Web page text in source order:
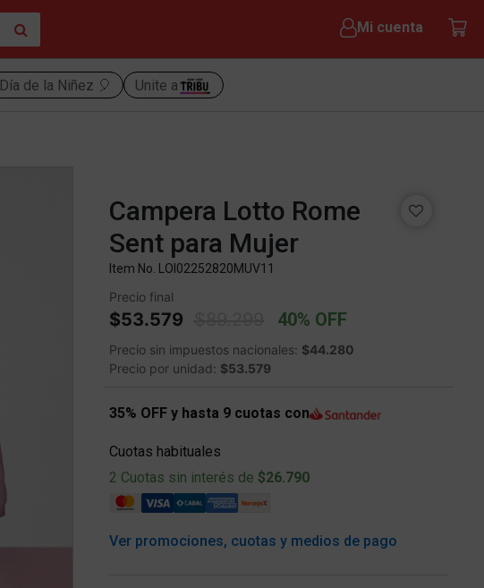
Mi cuenta
Día de la Niñez 🎈 Unite a
Campera Lotto Rome
Sent para Mujer
Item No. LOI02252820MUV11
Precio final
$53.579 Price reduced from
$89.299 40% OFF
Precio sin impuestos nacionales: $44.280
Precio por unidad: $53.579
35% OFF y hasta 9 cuotas con
Cuotas habituales
2 Cuotas sin interés de $26.790
Ver promociones, cuotas y medios de pago